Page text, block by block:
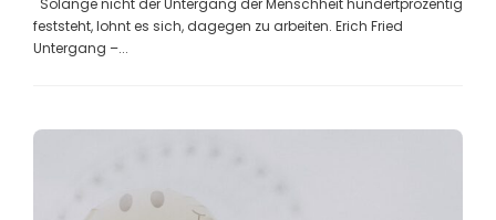
feststeht, lohnt es sich, dagegen zu arbeiten. Erich Fried
Untergang –...